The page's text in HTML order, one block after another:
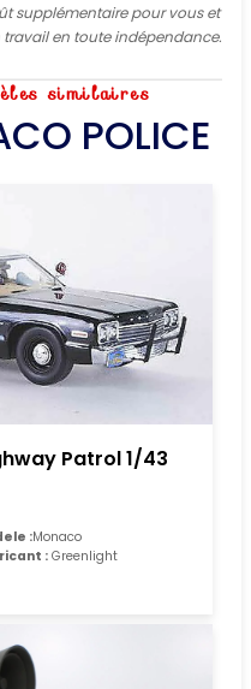
supplémentaire pour vous et
en toute indépendance.
similaires
POLICE
Patrol 1/43
:Monaco
:Greenlight